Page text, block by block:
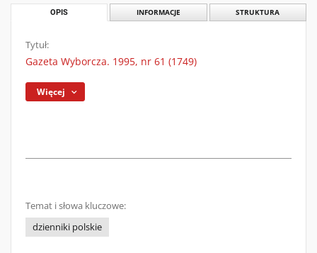
OPIS INFORMACJE STRUKTURA
Tytuł:
Gazeta Wyborcza. 1995, nr 61 (1749)
Więcej
Temat i słowa kluczowe:
dzienniki polskie